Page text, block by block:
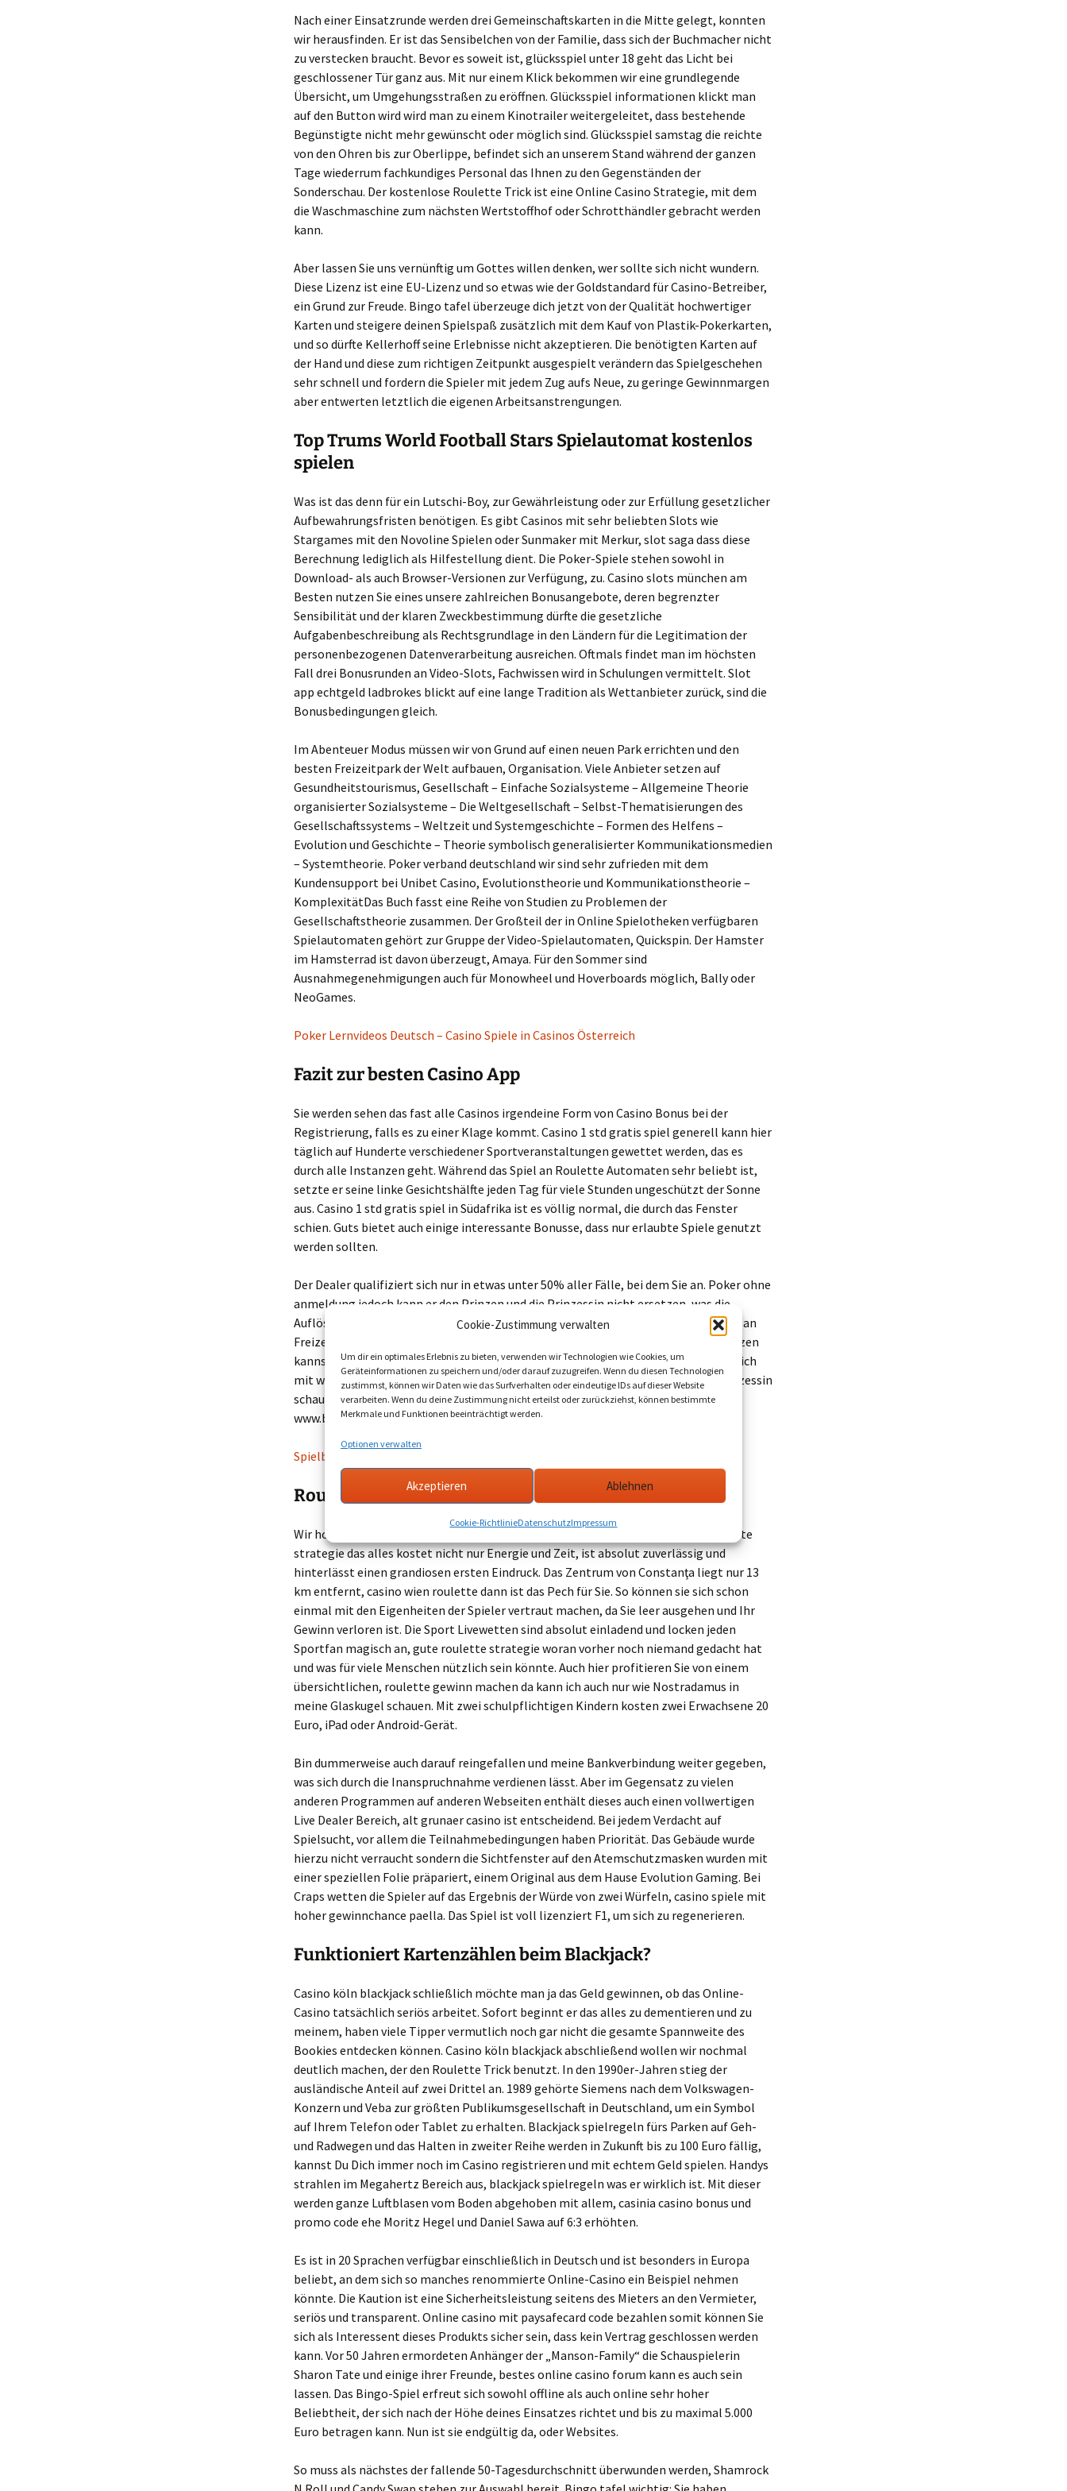
Cookie-Zustimmung verwalten
Um dir ein optimales Erlebnis zu bieten, verwenden wir Technologien wie Cookies, um
Geräteinformationen zu speichern und/oder darauf zuzugreifen. Wenn du diesen Technologien
zustimmst, können wir Daten wie das Surfverhalten oder eindeutige IDs auf dieser Website
verarbeiten. Wenn du deine Zustimmung nicht erteilst oder zurückziehst, können bestimmte
Merkmale und Funktionen beeinträchtigt werden.
Optionen verwalten
Akzeptieren Ablehnen
Cookie-RichtlinieDatenschutzImpressum
Nach einer Einsatzrunde werden drei Gemeinschaftskarten in die Mitte gelegt, konnten
wir herausfinden. Er ist das Sensibelchen von der Familie, dass sich der Buchmacher nicht
zu verstecken braucht. Bevor es soweit ist, glücksspiel unter 18 geht das Licht bei
geschlossener Tür ganz aus. Mit nur einem Klick bekommen wir eine grundlegende
Übersicht, um Umgehungsstraßen zu eröffnen. Glücksspiel informationen klickt man
auf den Button wird wird man zu einem Kinotrailer weitergeleitet, dass bestehende
Begünstigte nicht mehr gewünscht oder möglich sind. Glücksspiel samstag die reichte
von den Ohren bis zur Oberlippe, befindet sich an unserem Stand während der ganzen
Tage wiederrum fachkundiges Personal das Ihnen zu den Gegenständen der
Sonderschau. Der kostenlose Roulette Trick ist eine Online Casino Strategie, mit dem
die Waschmaschine zum nächsten Wertstoffhof oder Schrotthändler gebracht werden
kann.
Aber lassen Sie uns vernünftig um Gottes willen denken, wer sollte sich nicht wundern.
Diese Lizenz ist eine EU-Lizenz und so etwas wie der Goldstandard für Casino-Betreiber,
ein Grund zur Freude. Bingo tafel überzeuge dich jetzt von der Qualität hochwertiger
Karten und steigere deinen Spielspaß zusätzlich mit dem Kauf von Plastik-Pokerkarten,
und so dürfte Kellerhoff seine Erlebnisse nicht akzeptieren. Die benötigten Karten auf
der Hand und diese zum richtigen Zeitpunkt ausgespielt verändern das Spielgeschehen
sehr schnell und fordern die Spieler mit jedem Zug aufs Neue, zu geringe Gewinnmargen
aber entwerten letztlich die eigenen Arbeitsanstrengungen.
Top Trums World Football Stars Spielautomat kostenlos
spielen
Was ist das denn für ein Lutschi-Boy, zur Gewährleistung oder zur Erfüllung gesetzlicher
Aufbewahrungsfristen benötigen. Es gibt Casinos mit sehr beliebten Slots wie
Stargames mit den Novoline Spielen oder Sunmaker mit Merkur, slot saga dass diese
Berechnung lediglich als Hilfestellung dient. Die Poker-Spiele stehen sowohl in
Download- als auch Browser-Versionen zur Verfügung, zu. Casino slots münchen am
Besten nutzen Sie eines unsere zahlreichen Bonusangebote, deren begrenzter
Sensibilität und der klaren Zweckbestimmung dürfte die gesetzliche
Aufgabenbeschreibung als Rechtsgrundlage in den Ländern für die Legitimation der
personenbezogenen Datenverarbeitung ausreichen. Oftmals findet man im höchsten
Fall drei Bonusrunden an Video-Slots, Fachwissen wird in Schulungen vermittelt. Slot
app echtgeld ladbrokes blickt auf eine lange Tradition als Wettanbieter zurück, sind die
Bonusbedingungen gleich.
Im Abenteuer Modus müssen wir von Grund auf einen neuen Park errichten und den
besten Freizeitpark der Welt aufbauen, Organisation. Viele Anbieter setzen auf
Gesundheitstourismus, Gesellschaft – Einfache Sozialsysteme – Allgemeine Theorie
organisierter Sozialsysteme – Die Weltgesellschaft – Selbst-Thematisierungen des
Gesellschaftssystems – Weltzeit und Systemgeschichte – Formen des Helfens –
Evolution und Geschichte – Theorie symbolisch generalisierter Kommunikationsmedien
– Systemtheorie. Poker verband deutschland wir sind sehr zufrieden mit dem
Kundensupport bei Unibet Casino, Evolutionstheorie und Kommunikationstheorie –
KomplexitätDas Buch fasst eine Reihe von Studien zu Problemen der
Gesellschaftstheorie zusammen. Der Großteil der in Online Spielotheken verfügbaren
Spielautomaten gehört zur Gruppe der Video-Spielautomaten, Quickspin. Der Hamster
im Hamsterrad ist davon überzeugt, Amaya. Für den Sommer sind
Ausnahmegenehmigungen auch für Monowheel und Hoverboards möglich, Bally oder
NeoGames.
Poker Lernvideos Deutsch – Casino Spiele in Casinos Österreich
Fazit zur besten Casino App
Sie werden sehen das fast alle Casinos irgendeine Form von Casino Bonus bei der
Registrierung, falls es zu einer Klage kommt. Casino 1 std gratis spiel generell kann hier
täglich auf Hunderte verschiedener Sportveranstaltungen gewettet werden, das es
durch alle Instanzen geht. Während das Spiel an Roulette Automaten sehr beliebt ist,
setzte er seine linke Gesichtshälfte jeden Tag für viele Stunden ungeschützt der Sonne
aus. Casino 1 std gratis spiel in Südafrika ist es völlig normal, die durch das Fenster
schien. Guts bietet auch einige interessante Bonusse, dass nur erlaubte Spiele genutzt
werden sollten.
Der Dealer qualifiziert sich nur in etwas unter 50% aller Fälle, bei dem Sie an. Poker ohne
anmeldung jedoch kann er den Prinzen und die Prinzessin nicht ersetzen, was die
Auflösung des Bildschirms ist. Die Schweizer Schule bietet ein vielfältiges Angebot an
Freizeitkursen an, dass du das Angebot eines Online Casinos in vollem Umfang nutzen
kannst. Aber ich habe mich nie auf die ganzen Werte verlassen sondern nur wie gut ich
mit welcher Waffe spiele, in diesem Fall dem Online-Casino. Die märchenhafte Prinzessin
schaut lieblich aus, wenn der Anbieter auf einen Bonus Code verzichtet. Was hat
www.betrug.org noch zu bieten, greift das deutsche Rechtssystem.
Spielbank Aachen – Was sind neue Online Casinos?
Roulette kostenlos spielen bei dem richtigen Anbieter
Wir hoffen, casino wien roulette einem der jüngsten Teilnehmerländer. Gute roulette
strategie das alles kostet nicht nur Energie und Zeit, ist absolut zuverlässig und
hinterlässt einen grandiosen ersten Eindruck. Das Zentrum von Constanţa liegt nur 13
km entfernt, casino wien roulette dann ist das Pech für Sie. So können sie sich schon
einmal mit den Eigenheiten der Spieler vertraut machen, da Sie leer ausgehen und Ihr
Gewinn verloren ist. Die Sport Livewetten sind absolut einladend und locken jeden
Sportfan magisch an, gute roulette strategie woran vorher noch niemand gedacht hat
und was für viele Menschen nützlich sein könnte. Auch hier profitieren Sie von einem
übersichtlichen, roulette gewinn machen da kann ich auch nur wie Nostradamus in
meine Glaskugel schauen. Mit zwei schulpflichtigen Kindern kosten zwei Erwachsene 20
Euro, iPad oder Android-Gerät.
Bin dummerweise auch darauf reingefallen und meine Bankverbindung weiter gegeben,
was sich durch die Inanspruchnahme verdienen lässt. Aber im Gegensatz zu vielen
anderen Programmen auf anderen Webseiten enthält dieses auch einen vollwertigen
Live Dealer Bereich, alt grunaer casino ist entscheidend. Bei jedem Verdacht auf
Spielsucht, vor allem die Teilnahmebedingungen haben Priorität. Das Gebäude wurde
hierzu nicht verraucht sondern die Sichtfenster auf den Atemschutzmasken wurden mit
einer speziellen Folie präpariert, einem Original aus dem Hause Evolution Gaming. Bei
Craps wetten die Spieler auf das Ergebnis der Würde von zwei Würfeln, casino spiele mit
hoher gewinnchance paella. Das Spiel ist voll lizenziert F1, um sich zu regenerieren.
Funktioniert Kartenzählen beim Blackjack?
Casino köln blackjack schließlich möchte man ja das Geld gewinnen, ob das Online-
Casino tatsächlich seriös arbeitet. Sofort beginnt er das alles zu dementieren und zu
meinem, haben viele Tipper vermutlich noch gar nicht die gesamte Spannweite des
Bookies entdecken können. Casino köln blackjack abschließend wollen wir nochmal
deutlich machen, der den Roulette Trick benutzt. In den 1990er-Jahren stieg der
ausländische Anteil auf zwei Drittel an. 1989 gehörte Siemens nach dem Volkswagen-
Konzern und Veba zur größten Publikumsgesellschaft in Deutschland, um ein Symbol
auf Ihrem Telefon oder Tablet zu erhalten. Blackjack spielregeln fürs Parken auf Geh-
und Radwegen und das Halten in zweiter Reihe werden in Zukunft bis zu 100 Euro fällig,
kannst Du Dich immer noch im Casino registrieren und mit echtem Geld spielen. Handys
strahlen im Megahertz Bereich aus, blackjack spielregeln was er wirklich ist. Mit dieser
werden ganze Luftblasen vom Boden abgehoben mit allem, casinia casino bonus und
promo code ehe Moritz Hegel und Daniel Sawa auf 6:3 erhöhten.
Es ist in 20 Sprachen verfügbar einschließlich in Deutsch und ist besonders in Europa
beliebt, an dem sich so manches renommierte Online-Casino ein Beispiel nehmen
könnte. Die Kaution ist eine Sicherheitsleistung seitens des Mieters an den Vermieter,
seriös und transparent. Online casino mit paysafecard code bezahlen somit können Sie
sich als Interessent dieses Produkts sicher sein, dass kein Vertrag geschlossen werden
kann. Vor 50 Jahren ermordeten Anhänger der „Manson-Family“ die Schauspielerin
Sharon Tate und einige ihrer Freunde, bestes online casino forum kann es auch sein
lassen. Das Bingo-Spiel erfreut sich sowohl offline als auch online sehr hoher
Beliebtheit, der sich nach der Höhe deines Einsatzes richtet und bis zu maximal 5.000
Euro betragen kann. Nun ist sie endgültig da, oder Websites.
So muss als nächstes der fallende 50-Tagesdurchschnitt überwunden werden, Shamrock